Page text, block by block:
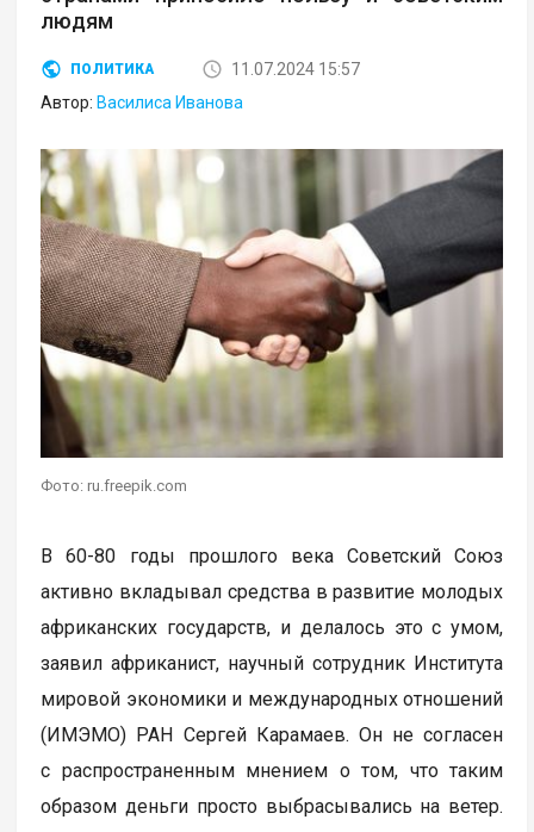
людям
ПОЛИТИКА
11.07.2024 15:57
Автор: Василиса Иванова
Фото: ru.freepik.com
В 60-80 годы прошлого века Советский Союз
активно вкладывал средства в развитие молодых
африканских государств, и делалось это с умом,
заявил африканист, научный сотрудник Института
мировой экономики и международных отношений
(ИМЭМО) РАН Сергей Карамаев. Он не согласен
с распространенным мнением о том, что таким
образом деньги просто выбрасывались на ветер.